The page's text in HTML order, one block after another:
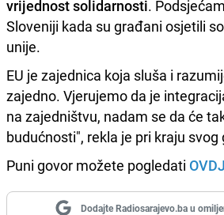
vrijednost solidarnosti.
Sloveniji kada su građani osjetili
unije.
EU je zajednica koja sluša i
zajedno. Vjerujemo da je
na zajedništvu, nadam se da će
budućnosti", rekla je pri kraju svog
Puni govor možete pogledati
Dodajte Radiosarajevo.ba u